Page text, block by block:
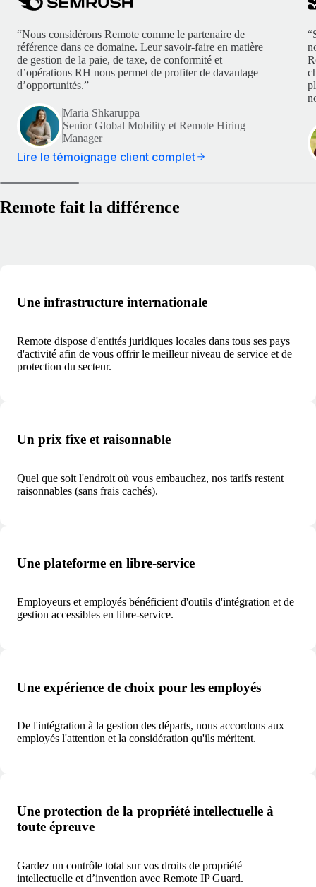
“Nous considérons Remote comme le partenaire de
référence dans ce domaine. Leur savoir-faire en matière
de gestion de la paie, de taxe, de conformité et
d’opérations RH nous permet de profiter de davantage
d’opportunités.”
Maria Shkaruppa
Senior Global Mobility et Remote Hiring
Manager
Lire le témoignage client complet
Remote fait la différence
Une infrastructure internationale
Remote dispose d'entités juridiques locales dans tous ses pays
d'activité afin de vous offrir le meilleur niveau de service et de
protection du secteur.
Un prix fixe et raisonnable
Quel que soit l'endroit où vous embauchez, nos tarifs restent
raisonnables (sans frais cachés).
Une plateforme en libre-service
Employeurs et employés bénéficient d'outils d'intégration et de
gestion accessibles en libre-service.
Une expérience de choix pour les employés
De l'intégration à la gestion des départs, nous accordons aux
employés l'attention et la considération qu'ils méritent.
Une protection de la propriété intellectuelle à
toute épreuve
Gardez un contrôle total sur vos droits de propriété
intellectuelle et d’invention avec Remote IP Guard.